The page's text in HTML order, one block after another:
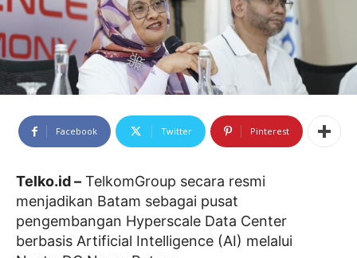
Facebook Twitter Pinterest
Telko.id – TelkomGroup secara resmi
menjadikan Batam sebagai pusat
pengembangan Hyperscale Data Center
berbasis Artificial Intelligence (AI) melalui